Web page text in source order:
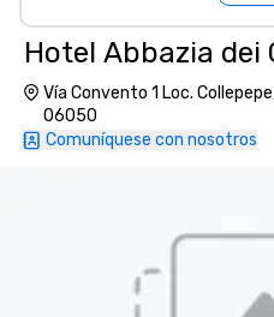
Hotel Abbazia dei
Vía Convento 1 Loc.
06050
Comuníquese con nosotros